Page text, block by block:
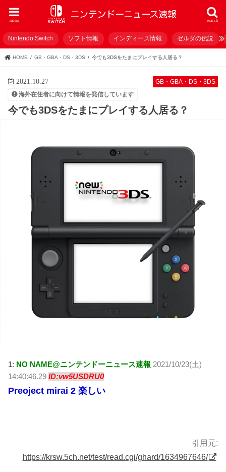
search
menu
Nintendo Switch ソフト情報 インディーズ情報 ゼルダの伝説
HOME GB・GBA・DS・3DS 今でも3DSをたまにプレイする人居る？
GB・GBA・DS・3DS
2021.10.27
海外在住者に向けて情報を発信しています
今でも3DSをたまにプレイする人居る？
1: NO NAME@ニンテンドーニュース速報 2021/10/23(土)
14:40:46.29ID:vw5USDRU0
Preoject mirai 2 楽しい
引用元:
https://krsw.5ch.net/test/read.cgi/ghard/1634967646/